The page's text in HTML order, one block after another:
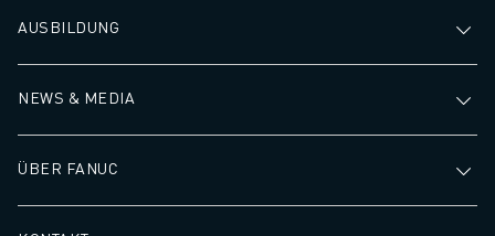
AUSBILDUNG
NEWS & MEDIA
ÜBER FANUC